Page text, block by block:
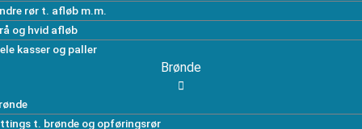
rør t. afløb m.m.
og hvid afløb
kasser og paller
Brønde
t. brønde og opføringsrør